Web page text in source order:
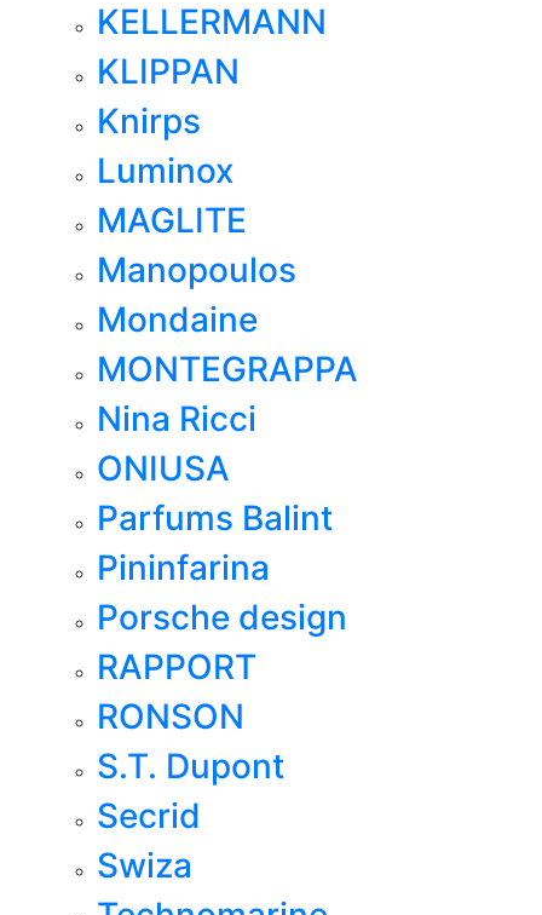
KELLERMANN
KLIPPAN
Knirps
Luminox
MAGLITE
Manopoulos
Mondaine
MONTEGRAPPA
Nina Ricci
ONIUSA
Parfums Balint
Pininfarina
Porsche design
RAPPORT
RONSON
S.T. Dupont
Secrid
Swiza